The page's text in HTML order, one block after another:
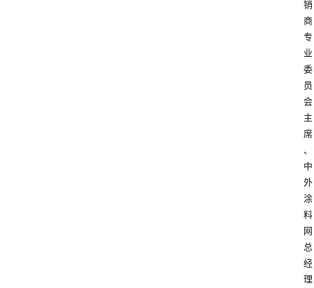
销
商
专
业
委
员
会
主
席
、
中
外
涂
料
网
总
经
理